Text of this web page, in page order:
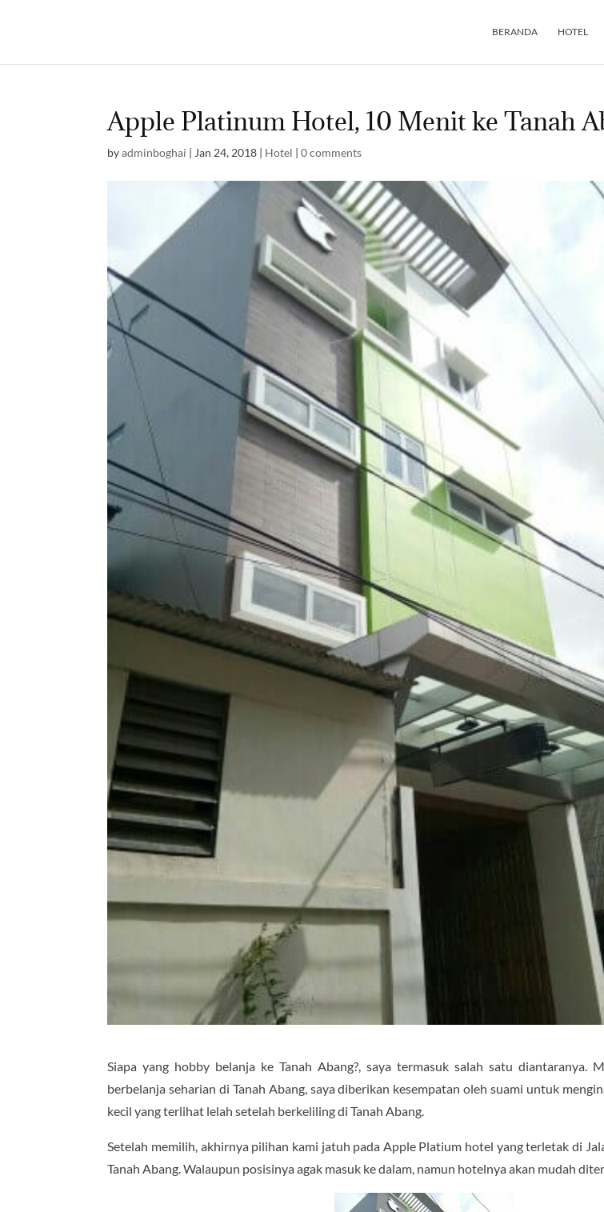
BERANDA HOTEL
Apple Platinum Hotel, 10 Menit ke Tanah
byadminboghai | Jan 24, 2018 | Hotel |0 comments
Siapa yang hobby belanja ke Tanah Abang?, saya termasuk salah satu diantaranya.
berbelanja seharian di Tanah Abang, saya diberikan kesempatan oleh suami untuk
kecil yang terlihat lelah setelah berkeliling di Tanah Abang.
Setelah memilih, akhirnya pilihan kami jatuh pada Apple Platium hotel yang terletak di
Tanah Abang. Walaupun posisinya agak masuk ke dalam, namun hotelnya akan mudah